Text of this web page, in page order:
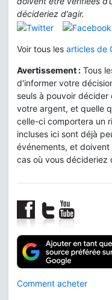
décideriez d’agir.
Voir tous les articles de
Avertissement : Tous
d'informer votre
seuls à pouvoir
votre argent, et quelle
celle-ci comportera un
incluses ici sont déjà
événements, et doivent
cas où vous décideriez
Comment acheter